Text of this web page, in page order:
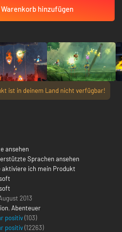
Warenkorb hinzufügen
ist in deinem Land nicht verfügbar!
ansehen
Sprachen ansehen
aktiviere ich mein Produkt
2013
, Abenteuer
positiv(103)
positiv(12263)